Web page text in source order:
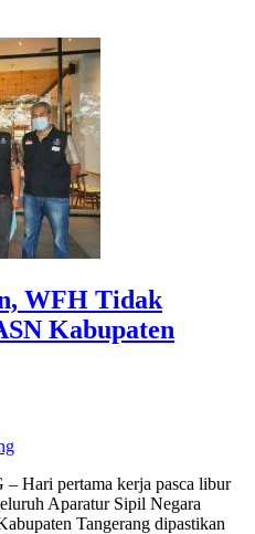
WFH Tidak
Kabupaten
Hari pertama kerja pasca libur
Aparatur Sipil Negara
Tangerang dipastikan